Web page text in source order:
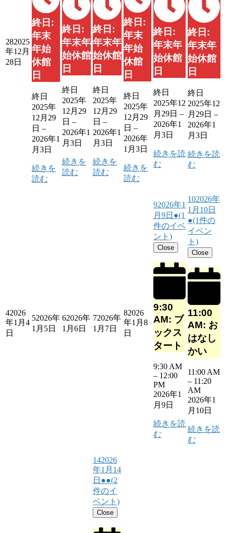
282025
年12月
28日
終日:
年末
年始
休館
日
終日
2025年
12月29
日 –
2026年1
月3日
続きを
読む
終日:
年末年
始休館
日
終日
2025年
12月29
日 –
2026年1
月3日
続きを
読む
終日:
年末年
始休館
日
終日
2025年
12月29
日 –
2026年1
月3日
続きを
読む
終日:
年末
年始
休館
日
終日
2025年
12月29
日 –
2026年
1月3日
続きを
読む
終日:
年末年
始休館
日
終日
2025年12
月29日 –
2026年1
月3日
続きを読
む
終日:
年末年
始休館
日
終日
2025年12
月29日 –
2026年1
月3日
続きを読
む
42026
年1月4
日
52026年
1月5日
62026年
1月6日
72026年
1月7日
82026
年1月8
日
92026年1
月9日 ●(1
件のイベ
ント)
Close
9:30
AM: ブ
ックス
タート
9:30 AM
– 12:00
PM
2026年1
月9日
続きを読
む
102026年
1月10日
●(1件の
イベン
ト)
Close
11:00
AM: お
はなし
かい
11:00 AM
– 11:20
AM
2026年1
月10日
続きを読
む
142026
年1月14
日 ●●(2
件のイ
ベント)
Close